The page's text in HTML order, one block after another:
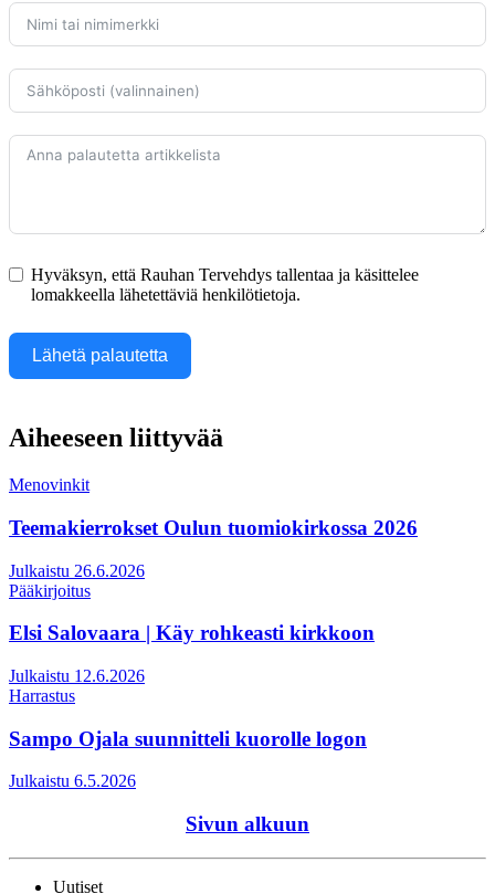
Hyväksyn, että Rauhan Tervehdys tallentaa ja käsittelee
lomakkeella lähetettäviä henkilötietoja.
Lähetä palautetta
Aiheeseen liittyvää
Menovinkit
Teemakierrokset Oulun tuomiokirkossa 2026
Julkaistu 26.6.2026
Pääkirjoitus
Elsi Salovaara | Käy rohkeasti kirkkoon
Julkaistu 12.6.2026
Harrastus
Sampo Ojala suunnitteli kuorolle logon
Julkaistu 6.5.2026
Sivun alkuun
Uutiset